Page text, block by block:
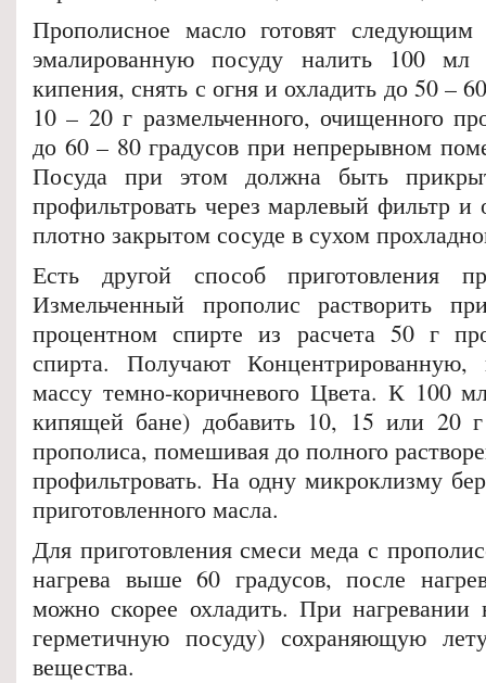
Прополисное масло готовят
эмалированную посуду налить 100 мл
кипения, снять с огня и охладить до 50 –
10 – 20 г размельченного, очищенного
до 60 – 80 градусов при непрерывном
Посуда при этом должна быть
профильтровать через марлевый фильтр и
плотно закрытом сосуде в сухом
Есть другой способ приготовления
Измельченный прополис растворить
процентном спирте из расчета 50 г
спирта. Получают
массу темно-коричневого Цвета. К 100
кипящей бане) добавить 10, 15 или 20
прополиса, помешивая до полного
профильтровать. На одну микроклизму
приготовленного масла.
Для приготовления смеси меда с
нагрева выше 60 градусов, после
можно скорее охладить. При нагревании
герметичную посуду) сохраняющую
вещества.